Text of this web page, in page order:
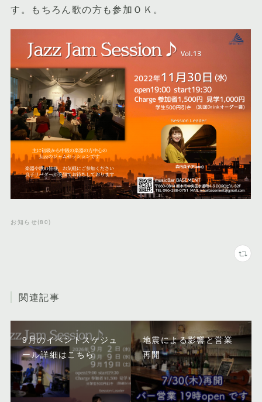
す。もちろん歌の方も参加ＯＫ。
お知らせ(80)
関連記事
9月のイベントスケジュ
ール詳細はこちら
地震による影響と営業
再開